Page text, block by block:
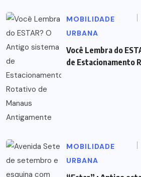
MOBILIDADE
URBANA
Você Lembra do
de Estacionamento
MOBILIDADE
URBANA